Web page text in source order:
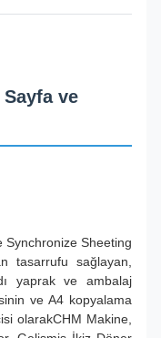
Sayfa ve
Synchronize Sheeting
tasarrufu sağlayan,
yaprak ve ambalaj
ve A4 kopyalama
olarakCHM Makine,